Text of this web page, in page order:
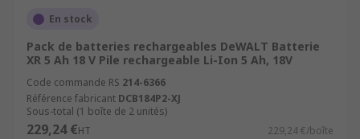
En stock
Pack de batteries rechargeables DeWALT Batterie
XR 5 Ah 18 V Pile rechargeable Li-Ion 5 Ah, 18V
Code commande RS 214-6366
Référence fabricant DCB184P2-XJ
Sous-total (1 boîte de 2 unités)
229,24 €HT 229,24 €/boîte